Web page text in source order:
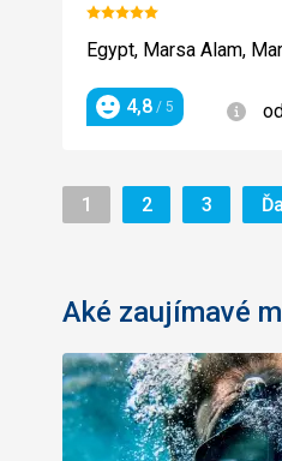
Hodnotenie:
5/5
Egypt, Marsa Alam,
Hodnotenie
4,8 / 5
Stránka
1 Stránka
2 Stránka
3
Aké zaujímavé